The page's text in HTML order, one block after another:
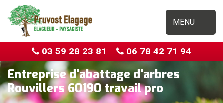
MENU
03 59 28 23 81 06 78 42 71 94
Entreprise d'abattage d'arbres
Rouvillers 60190 travail pro